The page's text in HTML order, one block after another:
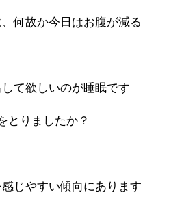
何故か今日はお腹が減る
て欲しいのが睡眠です
とりましたか？
じやすい傾向にあります